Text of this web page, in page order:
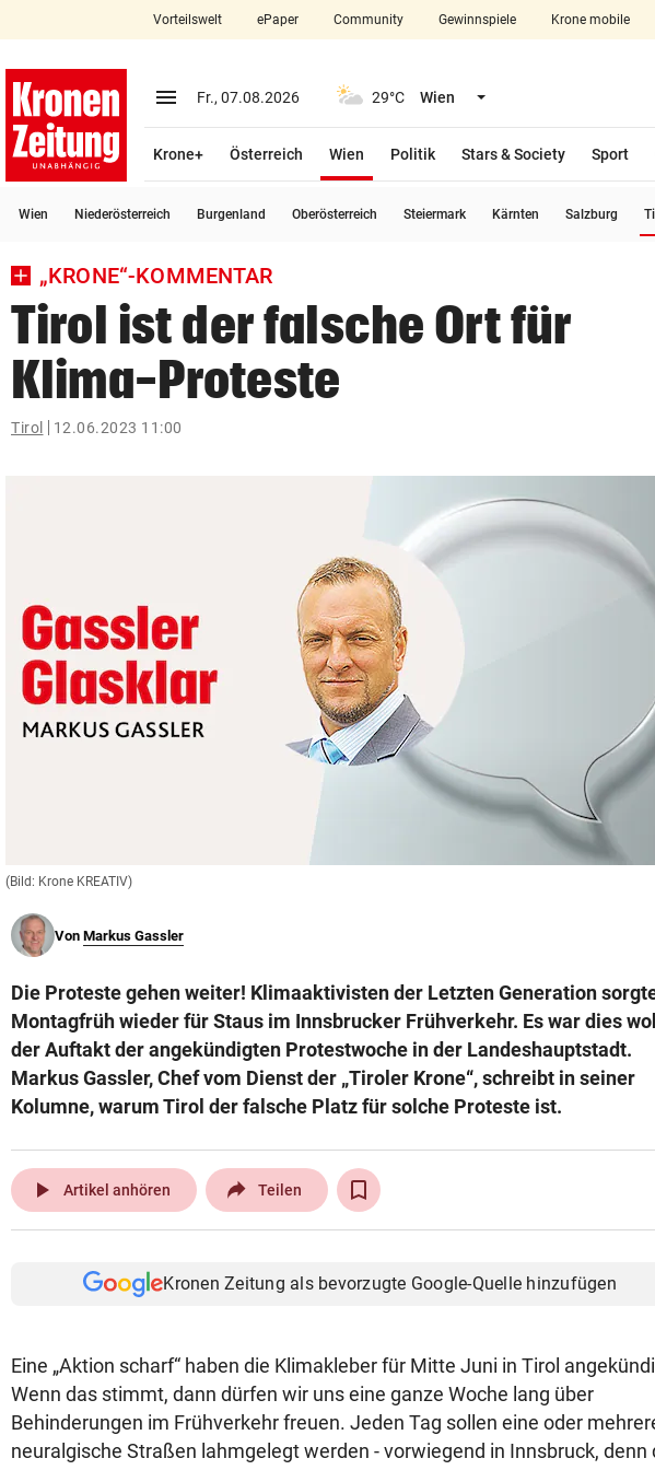
closeSchließen
account_circle Anmelden
arrow_right
bookmark
Suchbegriff
eingeben
Vorteilswelt ePaper Community Gewinnspiele Krone mobile
menu Menü aufklappen
Fr., 07.08.2026 29°C Wien Menü aufklappen
Krone+ Österreich Wien
Politik
Stars & Society Sport
Wien Niederösterreich Burgenland Oberösterreich Steiermark Kärnten Salzburg
„KRONE“-KOMMENTAR
Tirol ist der falsche Ort für
Klima-Proteste
Tirol 12.06.2023 11:00
(Bild: Krone KREATIV)
Von Markus Gassler
Die Proteste gehen weiter! Klimaaktivisten der Letzten Generation
Montagfrüh wieder für Staus im Innsbrucker Frühverkehr. Es war dies
der Auftakt der angekündigten Protestwoche in der Landeshauptstadt.
Markus Gassler, Chef vom Dienst der „Tiroler Krone“, schreibt in seiner
Kolumne, warum Tirol der falsche Platz für solche Proteste ist.
play_arrow Artikel anhören Teilen
Kronen Zeitung als bevorzugte Google-Quelle hinzufügen
Eine „Aktion scharf“ haben die Klimakleber für Mitte Juni in Tirol
Wenn das stimmt, dann dürfen wir uns eine ganze Woche lang über
Behinderungen im Frühverkehr freuen. Jeden Tag sollen eine oder
neuralgische Straßen lahmgelegt werden - vorwiegend in Innsbruck, denn